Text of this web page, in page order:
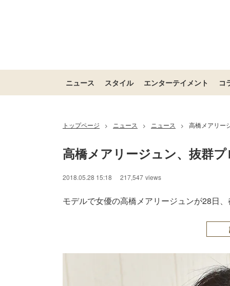
ニュース スタイル エンターテイメント コ
トップページ > ニュース > ニュース > 高橋メアリー
高橋メアリージュン、抜群
2018.05.28 15:18 217,547 views
モデルで女優の高橋メアリージュンが28日